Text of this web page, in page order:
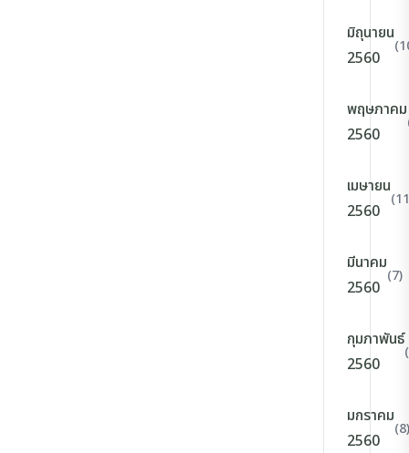
มิถุนายน
2560
พฤษภาคม
2560
เมษายน
2560
มีนาคม
2560
(7)
กุมภาพันธ์
2560
มกราคม
2560
(8)